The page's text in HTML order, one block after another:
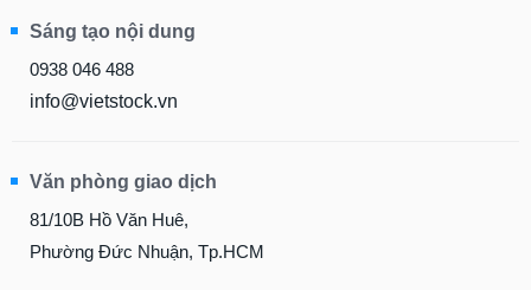
Sáng tạo nội dung
0938 046 488
info@vietstock.vn
Văn phòng giao dịch
81/10B Hồ Văn Huê,
Phường Đức Nhuận, Tp.HCM